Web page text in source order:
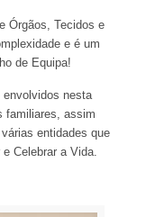
Órgãos, Tecidos e
e é um
de Equipa!
nesta
familiares, assim
entidades que
Celebrar a Vida.